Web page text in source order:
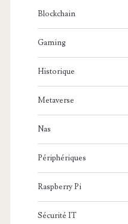
Blockchain
Gaming
Historique
Metaverse
Nas
Périphériques
Raspberry Pi
Sécurité IT